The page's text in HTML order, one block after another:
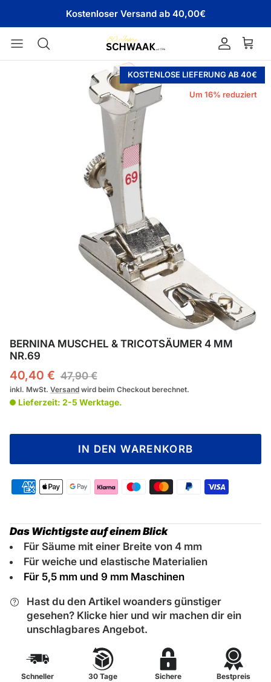
Kostenloser Versand ab 40,00€
Konto
KOSTENLOSE LIEFERUNG AB 40€
Um 16% reduziert
BERNINA MUSCHEL & TRICOTSÄUMER 4 MM
NR.69
40,40 € 47,90 €
inkl. MwSt. Versand wird beim Checkout berechnet.
Lieferzeit: 2-5 Werktage.
IN DEN WARENKORB
Das Wichtigste auf einem Blick
Für Säume mit einer Breite von 4 mm
Für weiche und elastische Materialien
Für 5,5 mm und 9 mm Maschinen
Hast du den Artikel woanders günstiger
gesehen? Klicke hier und wir machen dir ein
unschlagbares Angebot.
Schneller
30 Tage
Sichere
Bestpreis